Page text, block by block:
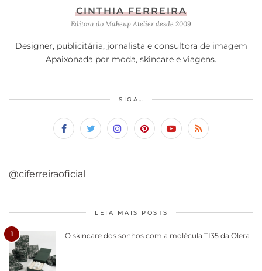
CINTHIA FERREIRA
Editora do Makeup Atelier desde 2009
Designer, publicitária, jornalista e consultora de imagem
Apaixonada por moda, skincare e viagens.
SIGA…
@ciferreiraoficial
LEIA MAIS POSTS
1 O skincare dos sonhos com a molécula TI35 da Olera